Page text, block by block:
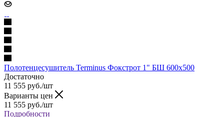
Полотенцесушитель Terminus Фокстрот 1" БШ 600х500
Достаточно
11 555 руб./шт
Варианты цен
11 555 руб./шт
Подробности